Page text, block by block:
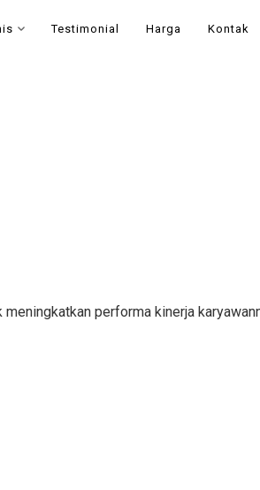
Testimonial Harga Kontak
performa kinerja